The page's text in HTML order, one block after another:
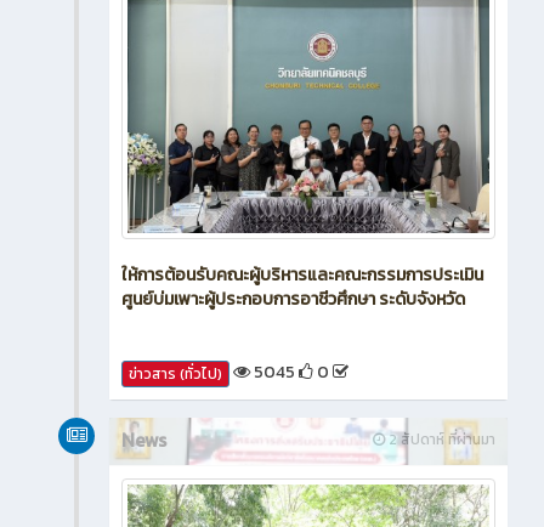
ให้การต้อนรับคณะผู้บริหารและคณะกรรมการประเมิน
ศูนย์บ่มเพาะผู้ประกอบการอาชีวศึกษา ระดับจังหวัด
ข่าวสาร (ทั่วไป) 5045 0
2 สัปดาห์ ที่ผ่านมา
News